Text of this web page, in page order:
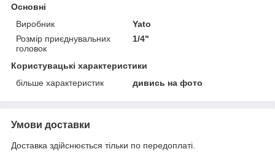
Основні
Виробник
Yato
Розмір приєднувальних
головок
1/4"
Користувацькі характеристики
більше характеристик
дивись на фото
Умови доставки
Доставка здійснюється тільки по передоплаті.